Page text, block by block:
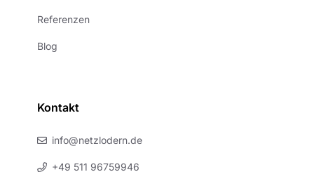
Referenzen
Blog
Kontakt
info@netzlodern.de
+49 511 96759946